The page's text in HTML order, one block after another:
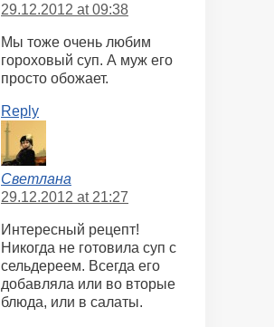
29.12.2012 at 09:38
Мы тоже очень любим
гороховый суп. А муж его
просто обожает.
Reply
Светлана
29.12.2012 at 21:27
Интересный рецепт!
Никогда не готовила суп с
сельдереем. Всегда его
добавляла или во вторые
блюда, или в салаты.